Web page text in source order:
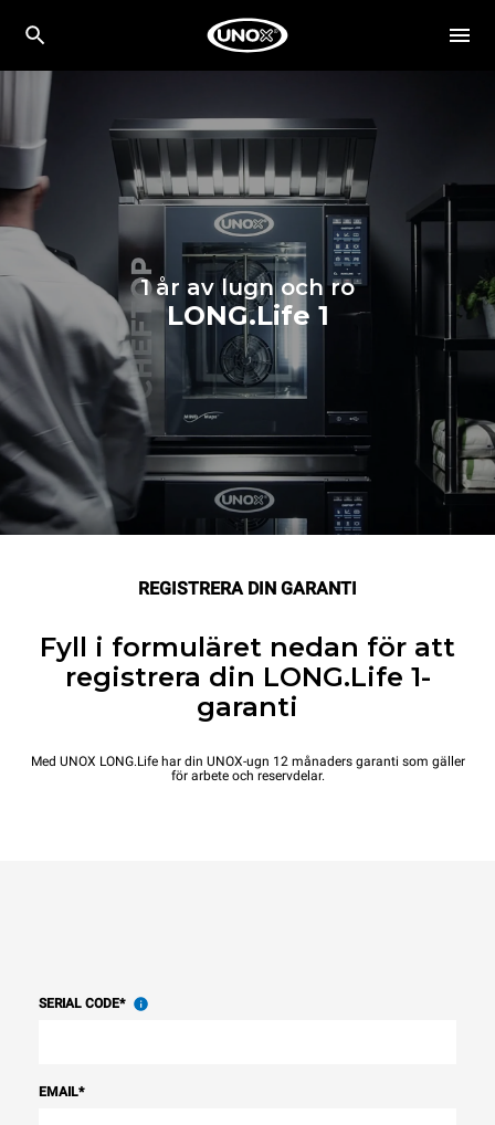
1 år av lugn och ro
LONG.Life 1
REGISTRERA DIN GARANTI
Fyll i formuläret nedan för att
registrera din LONG.Life 1-
garanti
Med UNOX LONG.Life har din UNOX-ugn 12 månaders garanti som gäller
för arbete och reservdelar.
SERIAL CODE*
EMAIL*